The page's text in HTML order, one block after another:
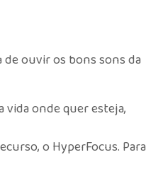
Frequentes
ouvir os bons sons da
onde quer esteja,
o HyperFocus. Para